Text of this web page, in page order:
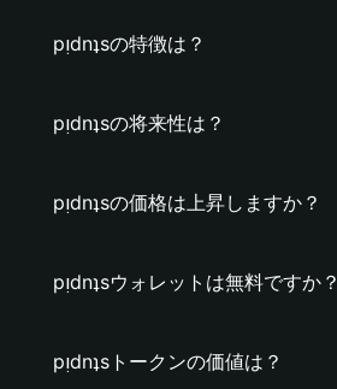
pᴉdnʇsの特徴は？
pᴉdnʇsの将来性は？
pᴉdnʇsの価格は上昇しますか？
pᴉdnʇsウォレットは無料ですか？
pᴉdnʇsトークンの価値は？